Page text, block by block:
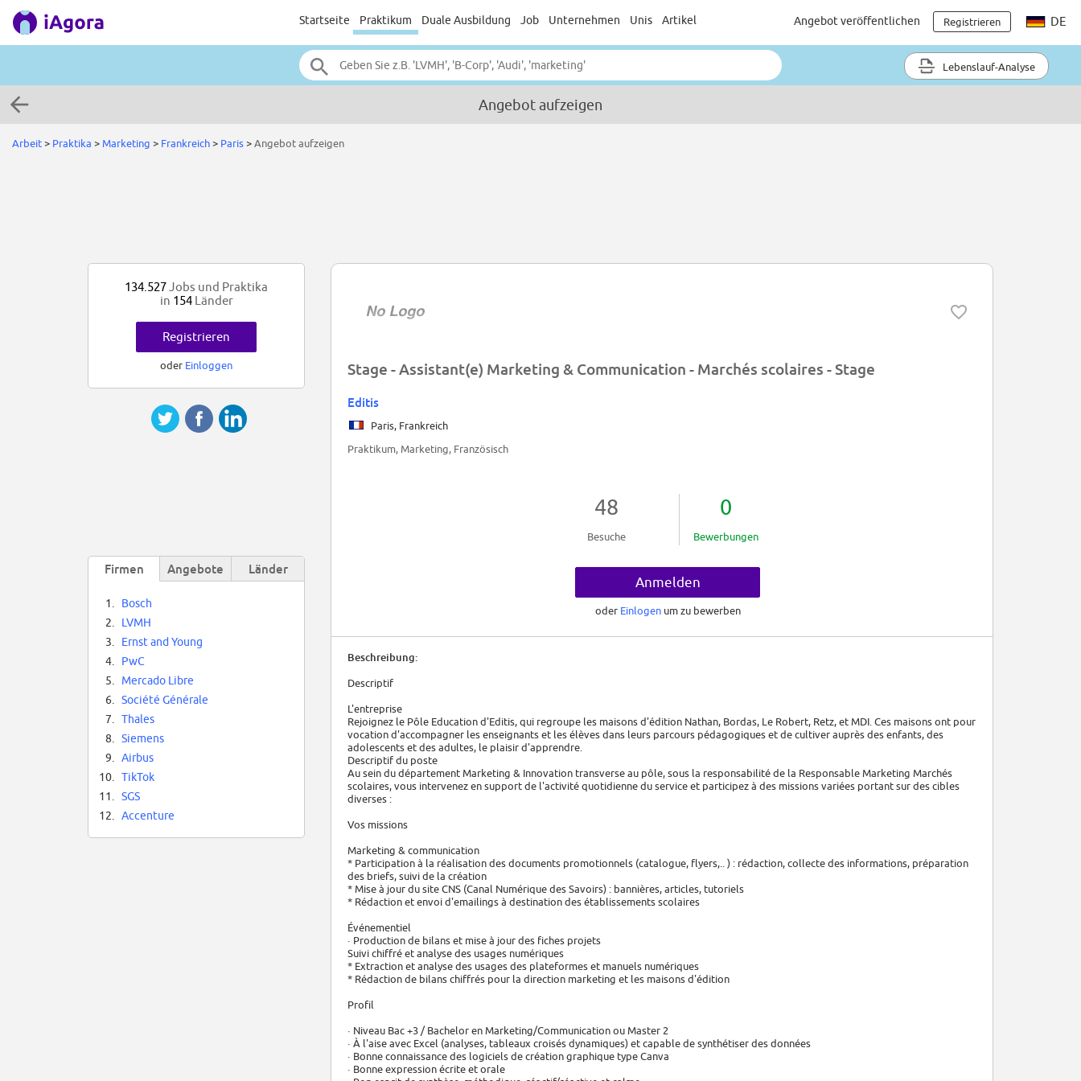
Startseite Praktikum Duale Ausbildung Job Unternehmen Unis Artikel Angebot veröffentlichen Registrieren DE
Lebenslauf-Analyse
Angebot aufzeigen
Arbeit> Praktika > Marketing > Frankreich> Paris>Angebot aufzeigen
Stage - Assistant(e) Marketing & Communication - Marchés scolaires - Stage
Editis
Paris, Frankreich
Praktikum, Marketing, Französisch
48
Besuche
0
Bewerbungen
Anmelden
oder Einlogen um zu bewerben
Beschreibung:
Descriptif
L'entreprise
Rejoignez le Pôle Education d'Editis, qui regroupe les maisons d'édition Nathan, Bordas, Le Robert, Retz, et MDI. Ces maisons ont pour
vocation d'accompagner les enseignants et les élèves dans leurs parcours pédagogiques et de cultiver auprès des enfants, des
adolescents et des adultes, le plaisir d'apprendre.
Descriptif du poste
Au sein du département Marketing & Innovation transverse au pôle, sous la responsabilité de la Responsable Marketing Marchés
scolaires, vous intervenez en support de l'activité quotidienne du service et participez à des missions variées portant sur des cibles
diverses :
Vos missions
Marketing & communication
* Participation à la réalisation des documents promotionnels (catalogue, flyers,.. ) : rédaction, collecte des informations, préparation
des briefs, suivi de la création
* Mise à jour du site CNS (Canal Numérique des Savoirs) : bannières, articles, tutoriels
* Rédaction et envoi d'emailings à destination des établissements scolaires
Événementiel
· Production de bilans et mise à jour des fiches projets
Suivi chiffré et analyse des usages numériques
* Extraction et analyse des usages des plateformes et manuels numériques
* Rédaction de bilans chiffrés pour la direction marketing et les maisons d'édition
Profil
· Niveau Bac +3 / Bachelor en Marketing/Communication ou Master 2
· À l'aise avec Excel (analyses, tableaux croisés dynamiques) et capable de synthétiser des données
· Bonne connaissance des logiciels de création graphique type Canva
· Bonne expression écrite et orale
134.527Jobs und Praktika
in 154Länder
Registrieren
oder Einloggen
Firmen Angebote Länder
1.
Bosch
2.
LVMH
3.
Ernst and Young
4.
PwC
5.
Mercado Libre
6.
Société Générale
7.
Thales
8.
Siemens
9.
Airbus
10.
TikTok
11.
SGS
12.
Accenture